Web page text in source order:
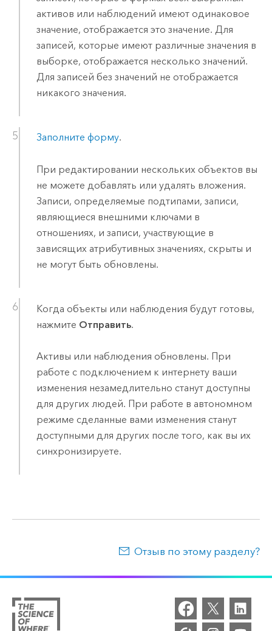
активов или наблюдений имеют одинаковое
значение, отображается это значение. Для
записей, которые имеют различные значения в
выборке, отображается несколько значений.
Для записей без значений не отображается
никакого значения.
Заполните форму.
При редактировании нескольких объектов вы
не можете добавлять или удалять вложения.
Записи, определяемые подтипами, записи,
являющиеся внешними ключами в
отношениях, и записи, участвующие в
зависящих атрибутивных значениях, скрыты и
не могут быть обновлены.
Когда объекты или наблюдения будут готовы,
нажмите Отправить.
Активы или наблюдения обновлены. При
работе с подключением к интернету ваши
изменения незамедлительно станут доступны
для других людей. При работе в автономном
режиме сделанные вами изменения станут
доступными для других после того, как вы их
синхронизируете.
Отзыв по этому разделу?